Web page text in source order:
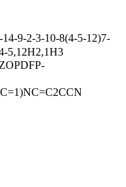
9-2-3-10-8(4-5-12)7-
5,12H2,1H3